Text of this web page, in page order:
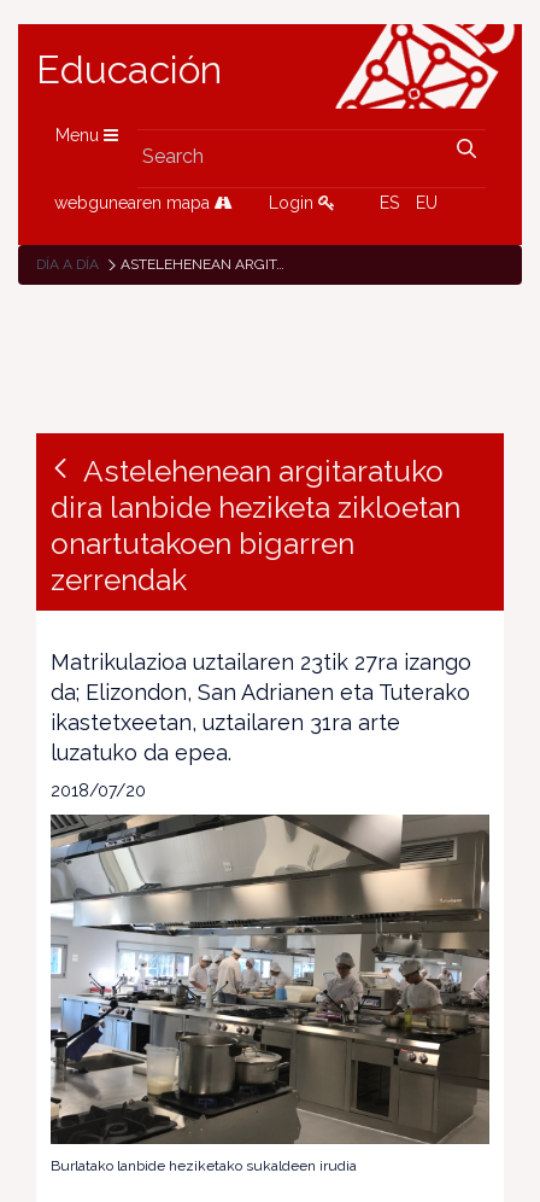
Educación
Menu
webgunearen mapa Login ES EU
DÍA A DÍA ASTELEHENEAN ARGITARATUKO DIRA LANBIDE HEZIKETA ZIKLOETAN ONARTUTAKOEN BIGARREN ZERRENDAK
Astelehenean argitaratuko
dira lanbide heziketa zikloetan
onartutakoen bigarren
zerrendak
Matrikulazioa uztailaren 23tik 27ra izango
da; Elizondon, San Adrianen eta Tuterako
ikastetxeetan, uztailaren 31ra arte
luzatuko da epea.
2018/07/20
Burlatako lanbide heziketako sukaldeen irudia